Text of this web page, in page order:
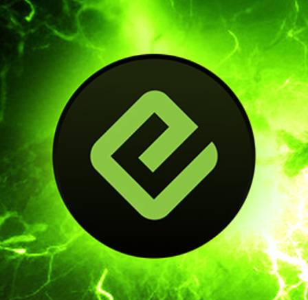
English
Italian
Portuguese
Russian
French
Danish
Spanish
German
Greek
Dutch
Romanian
Czech